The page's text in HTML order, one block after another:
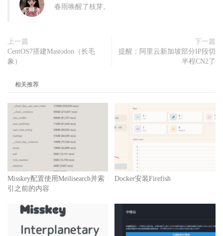
春雨唤醒了枝芽。
上一篇
CentOS7搭建Mastodon（长毛
象）
下一篇
提醒：阿里云新加坡部分IP段切
半程CN2了
相关推荐
Misskey配置使用Meilisearch并索
引之前的内容
Docker安装Firefish